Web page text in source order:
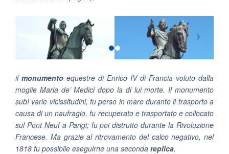
il monumento equestre di Enrico IV di Francia voluto dalla
moglie Maria de’ Medici dopo la di lui morte. Il monumento
subì varie vicissitudini, fu perso in mare durante il trasporto a
causa di un naufragio, fu recuperato e trasportato e collocato
sul Pont Neuf a Parigi; fu poi distrutto durante la Rivoluzione
Francese. Ma grazie al ritrovamento del calco negativo, nel
1818 fu possibile eseguirne una seconda replica.